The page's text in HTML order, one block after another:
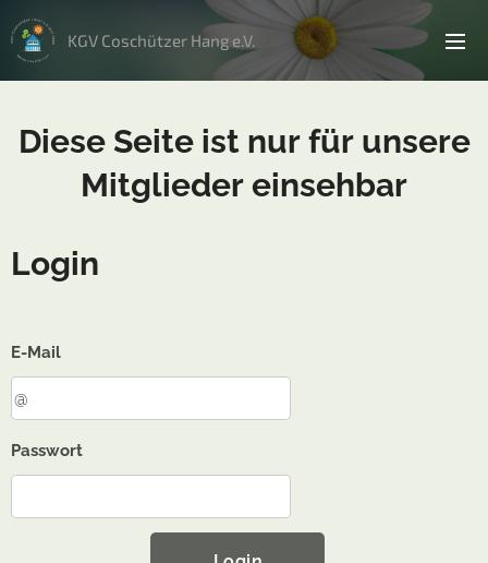
KGV Coschützer Hang e.V.
Diese Seite ist nur für unsere
Mitglieder einsehbar
Login
E-Mail
Passwort